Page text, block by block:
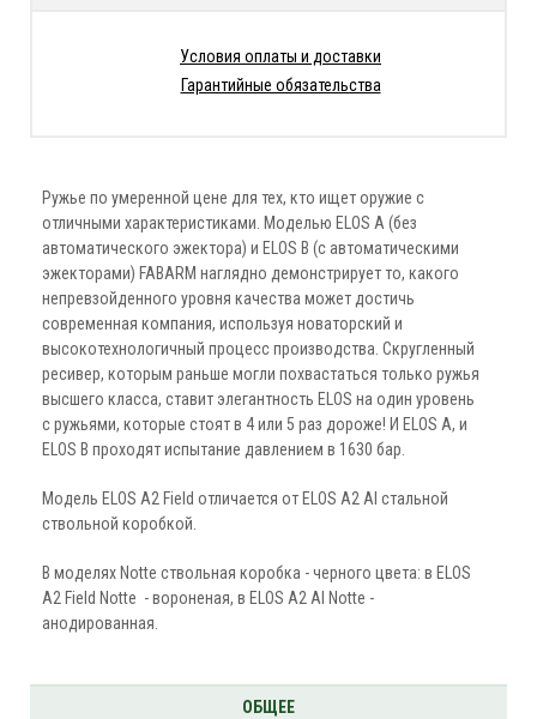
Ружье по умеренной цене для тех, кто ищет оружие с
отличными характеристиками. Моделью ELOS A (без
автоматического эжектора) и ELOS B (с автоматическими
эжекторами) FABARM наглядно демонстрирует то, какого
непревзойденного уровня качества может достичь
современная компания, используя новаторский и
высокотехнологичный процесс производства. Скругленный
ресивер, которым раньше могли похвастаться только ружья
высшего класса, ставит элегантность ELOS на один уровень
с ружьями, которые стоят в 4 или 5 раз дороже! И ELOS A, и
ELOS B проходят испытание давлением в 1630 бар.
Модель ELOS A2 Field отличается от ELOS A2 Al стальной
ствольной коробкой.
В моделях Notte ствольная коробка - черного цвета: в ELOS
A2 Field Notte - вороненая, в ELOS A2 Al Notte -
анодированная.
Условия оплаты и доставки
Гарантийные обязательства
ОБЩЕЕ